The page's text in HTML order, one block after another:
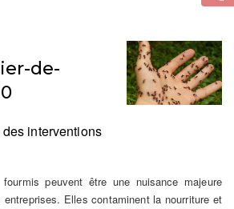
de-
interventions
peuvent être une nuisance majeure
Elles contaminent la nourriture et